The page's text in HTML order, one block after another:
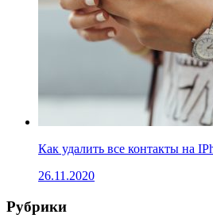
Как удалить все контакты на
26.11.2020
Рубрики